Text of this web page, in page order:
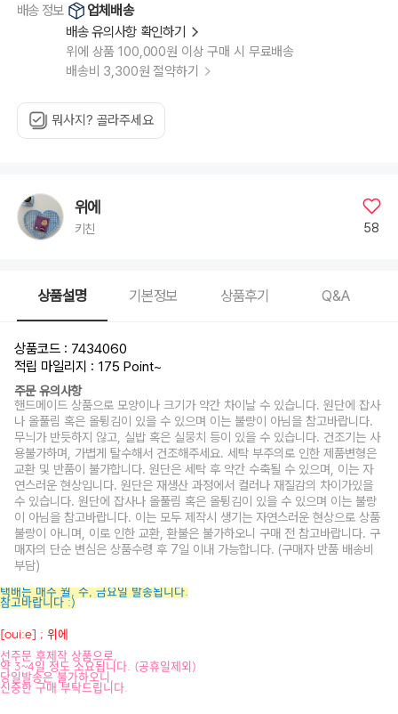
배송 정보
업체배송
배송 유의사항 확인하기
위에 상품 100,000원 이상 구매 시 무료배송
배송비 3,300원 절약하기
뭐사지? 골라주세요
위에
키친 58
상품설명 기본정보 상품후기 Q&A
상품코드 : 7434060
적립 마일리지 : 175 Point~
주문 유의사항
핸드메이드 상품으로 모양이나 크기가 약간 차이날 수 있습니다. 원단에 잡사
나 올풀림 혹은 올튕김이 있을 수 있으며 이는 불량이 아님을 참고바랍니다.
무늬가 반듯하지 않고, 실밥 혹은 실뭉치 등이 있을 수 있습니다. 건조기는 사
용불가하며, 가볍게 탈수해서 건조해주세요. 세탁 부주의로 인한 제품변형은
교환 및 반품이 불가합니다. 원단은 세탁 후 약간 수축될 수 있으며, 이는 자
연스러운 현상입니다. 원단은 재생산 과정에서 컬러나 재질감의 차이가있을
수 있습니다. 원단에 잡사나 올풀림 혹은 올튕김이 있을 수 있으며 이는 불량
이 아님을 참고바랍니다. 이는 모두 제작시 생기는 자연스러운 현상으로 상품
불량이 아니며, 이로 인한 교환, 환불은 불가하오니 구매 전 참고바랍니다. 구
매자의 단순 변심은 상품수령 후 7일 이내 가능합니다. (구매자 반품 배송비
부담)
택배는 매주 월, 수, 금요일 발송됩니다.
참고바랍니다 :)
[oui:e] ; 위에
선주문 후제작 상품으로,
약 3~4일 정도 소요됩니다. (공휴일제외)
당일발송은 불가하오니,
신중한 구매 부탁드립니다.